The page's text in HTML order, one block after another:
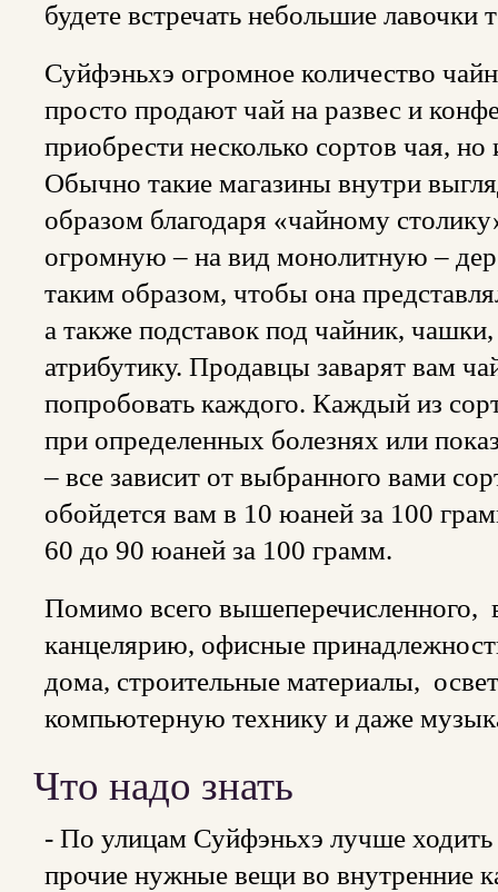
будете встречать небольшие
Суйфэньхэ огромное количество
просто продают чай на развес и
приобрести несколько сортов чая,
Обычно такие магазины внутри
образом благодаря «чайному
огромную – на вид монолитную –
таким образом, чтобы она
а также подставок под чайник,
атрибутику. Продавцы заварят вам
попробовать каждого. Каждый из
при определенных болезнях или
– все зависит от выбранного вами
обойдется вам в 10 юаней за 100
60 до 90 юаней за 100 грамм.
Помимо всего
канцелярию, офисные
дома, строительные материалы,
компьютерную технику и даже
Что надо знать
- По улицам Суйфэньхэ лучше ходить
прочие нужные вещи во внутренние